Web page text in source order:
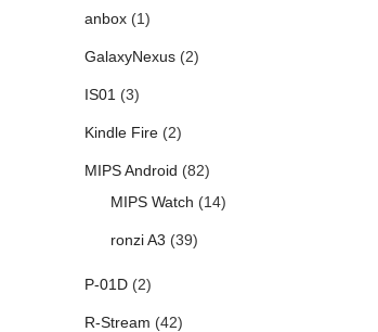
anbox(1)
GalaxyNexus(2)
IS01 (3)
Kindle Fire(2)
MIPS Android (82)
MIPS Watch (14)
ronzi A3 (39)
P-01D(2)
R-Stream (42)